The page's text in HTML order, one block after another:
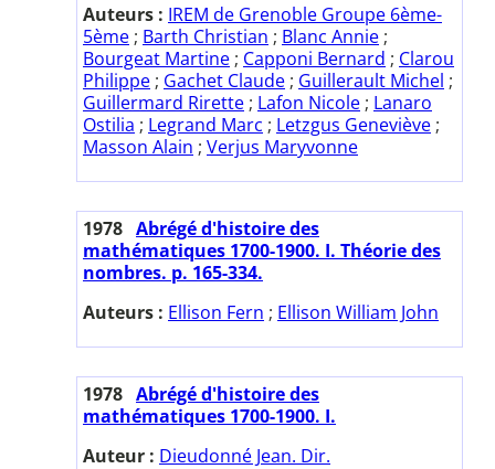
Auteurs : IREM de Grenoble Groupe 6ème-
5ème ; Barth Christian ; Blanc Annie ;
Bourgeat Martine ; Capponi Bernard ; Clarou
Philippe ; Gachet Claude ; Guillerault Michel ;
Guillermard Rirette ; Lafon Nicole ; Lanaro
Ostilia ; Legrand Marc ; Letzgus Geneviève ;
Masson Alain ; Verjus Maryvonne
1978 Abrégé d'histoire des
mathématiques 1700-1900. I. Théorie des
nombres. p. 165-334.
Auteurs : Ellison Fern ; Ellison William John
1978 Abrégé d'histoire des
mathématiques 1700-1900. I.
Auteur : Dieudonné Jean. Dir.